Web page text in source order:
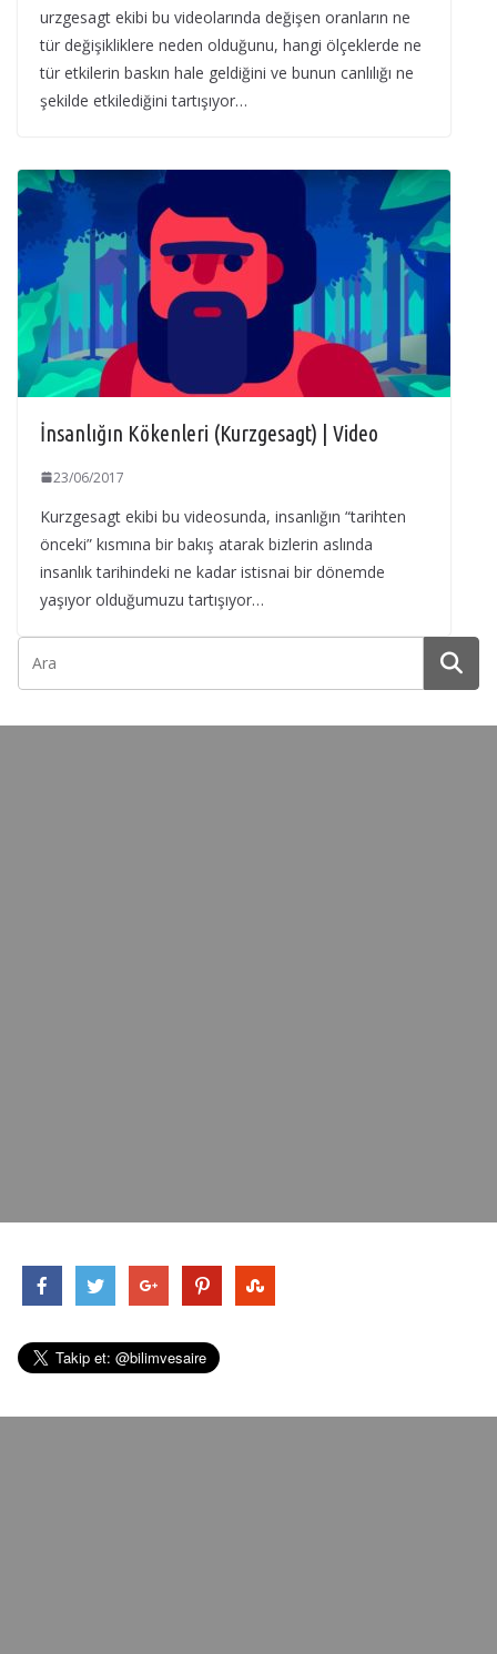
urzgesagt ekibi bu videolarında değişen oranların ne
tür değişikliklere neden olduğunu, hangi ölçeklerde ne
tür etkilerin baskın hale geldiğini ve bunun canlılığı ne
şekilde etkilediğini tartışıyor…
İnsanlığın Kökenleri (Kurzgesagt) | Video
23/06/2017
Kurzgesagt ekibi bu videosunda, insanlığın “tarihten
önceki” kısmına bir bakış atarak bizlerin aslında
insanlık tarihindeki ne kadar istisnai bir dönemde
yaşıyor olduğumuzu tartışıyor…